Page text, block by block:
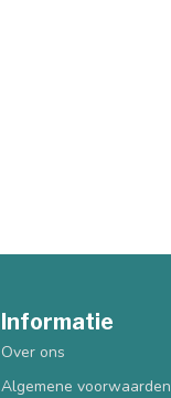
Informatie
Over ons
Algemene voorwaarden